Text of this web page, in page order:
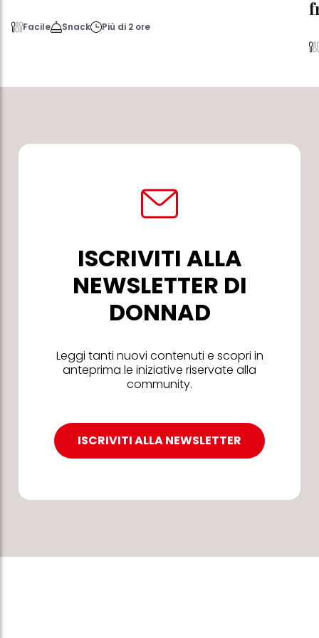
Facile Snack Più di 2 ore
ISCRIVITI ALLA
NEWSLETTER DI
DONNAD
Leggi tanti nuovi contenuti e scopri in
anteprima le iniziative riservate alla
community.
ISCRIVITI ALLA NEWSLETTER